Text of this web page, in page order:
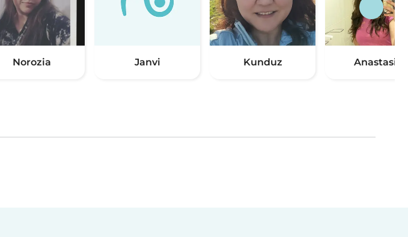
Norozia Janvi Kunduz Anastasia